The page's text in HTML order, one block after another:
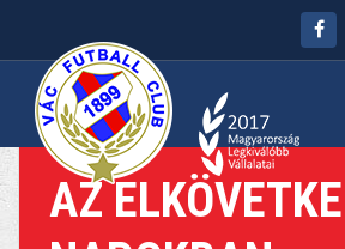
AZ
FŐOLDAL
KLUB
HÍREK